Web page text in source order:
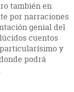
también en
por narraciones
genial del
cuentos
y
podrá